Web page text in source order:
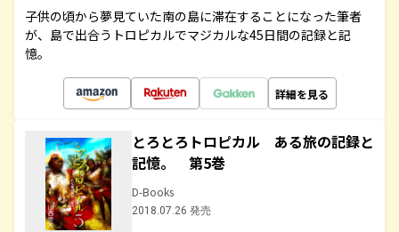
子供の頃から夢見ていた南の島に滞在することになった筆者
が、島で出合うトロピカルでマジカルな45日間の記録と記
憶。
詳細を見る
とろとろトロピカル ある旅の記録と
記憶。 第5巻
D-Books
2018.07.26 発売